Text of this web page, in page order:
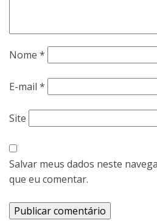
Nome *
E-mail *
Site
Salvar meus dados neste
que eu comentar.